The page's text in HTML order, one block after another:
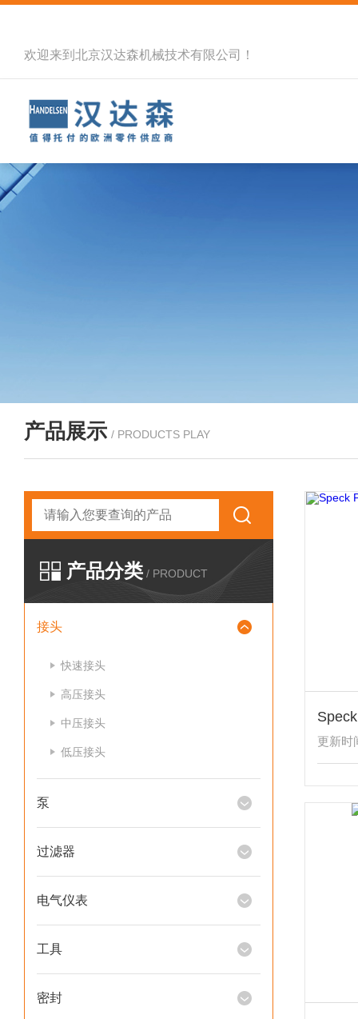
欢迎来到北京汉达森机械技术有限公司！
产品展示 / PRODUCTS PLAY
产品分类 / PRODUCT
接头
快速接头
高压接头
中压接头
低压接头
泵
过滤器
电气仪表
工具
密封
更新时